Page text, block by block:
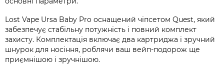
Lost Vape Ursa Baby Pro оснащений чіпсетом Quest, який
забезпечує стабільну потужність і повний комплект
захисту. Комплектація включає два картриджа і зручний
шнурок для носіння, роблячи ваш вейп-подорож ще
приємнішою і зручнішою.